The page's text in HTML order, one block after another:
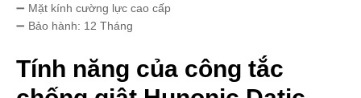
➖ Mặt kính cường lực cao cấp
➖ Bảo hành: 12 Tháng
Tính năng của công tắc